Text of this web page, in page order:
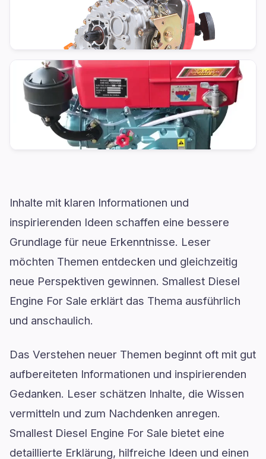
Inhalte mit klaren Informationen und
inspirierenden Ideen schaffen eine bessere
Grundlage für neue Erkenntnisse. Leser
möchten Themen entdecken und gleichzeitig
neue Perspektiven gewinnen. Smallest Diesel
Engine For Sale erklärt das Thema ausführlich
und anschaulich.
Das Verstehen neuer Themen beginnt oft mit gut
aufbereiteten Informationen und inspirierenden
Gedanken. Leser schätzen Inhalte, die Wissen
vermitteln und zum Nachdenken anregen.
Smallest Diesel Engine For Sale bietet eine
detaillierte Erklärung, hilfreiche Ideen und einen